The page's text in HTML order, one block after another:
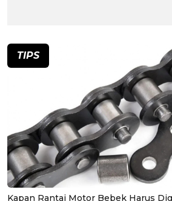
TIPS
Kapan Rantai Motor Bebek Harus